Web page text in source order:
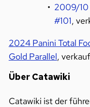
2009/10
#101,
2024 Panini Total
Gold Parallel,
Über Catawiki
Catawiki ist der